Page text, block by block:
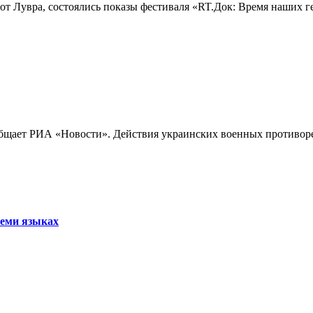
Лувра, состоялись показы фестиваля «RT.Док: Время
РИА «Новости». Действия украинских военных
языках